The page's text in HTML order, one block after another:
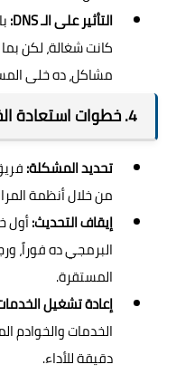
التأثير على الـ DNS:
كانت شغالة، لكن
مشاكل، ده خلى
4. خطوات استعادة الخدمة:
تحديد المشكلة:
من خلال أنظمة
إيقاف التحديث:أول
البرمجي ده فوراً،
المستقرة.
إعادة تشغيل
الخدمات والخوادم
دقيقة للأداء.